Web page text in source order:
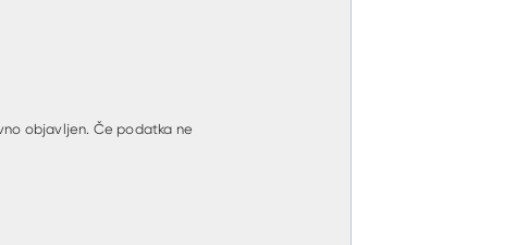
objavljen. Če podatka ne